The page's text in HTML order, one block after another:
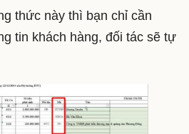
thức này thì bạn chỉ cần
tin khách hàng, đối tác sẽ tự